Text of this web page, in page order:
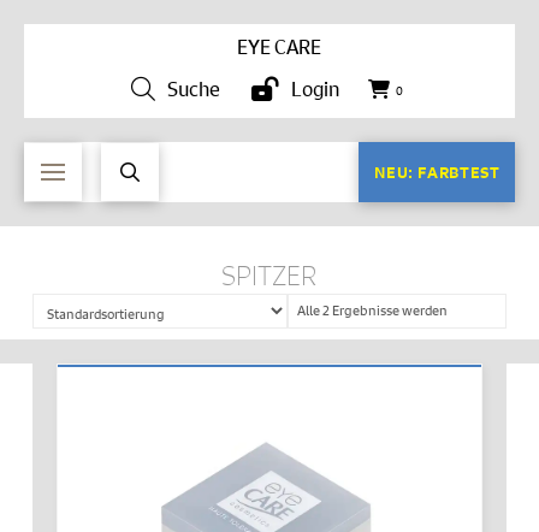
EYE CARE
Suche
Login 0
NEU: FARBTEST
SPITZER
Alle 2 Ergebnisse werden
angezeigt
IN DEN WARENKORB